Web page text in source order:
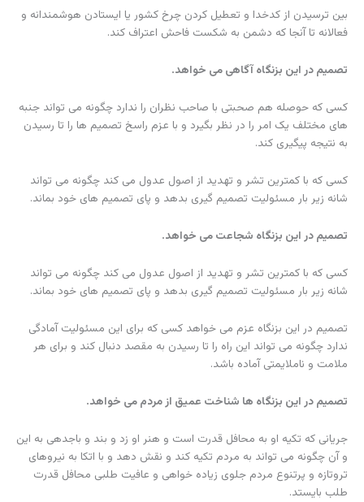
بین ترسیدن از کدخدا و تعطیل کردن چرخ کشور یا ایستادن هوشمندانه و
فعالانه تا آنجا که دشمن به شکست فاحش اعتراف کند.
تصمیم در این بزنگاه آگاهی می خواهد.
کسی که حوصله هم صحبتی با صاحب نظران را ندارد چگونه می تواند جنبه
های مختلف یک امر را در نظر بگیرد و با عزم راسخ تصمیم ها را تا رسیدن
به نتیجه پیگیری کند.
کسی که با کمترین تشر و تهدید از اصول عدول می کند چگونه می تواند
شانه زیر بار مسئولیت تصمیم گیری بدهد و پای تصمیم های خود بماند.
تصمیم در این بزنگاه شجاعت می خواهد.
کسی که با کمترین تشر و تهدید از اصول عدول می کند چگونه می تواند
شانه زیر بار مسئولیت تصمیم گیری بدهد و پای تصمیم های خود بماند.
تصمیم در این بزنگاه عزم می خواهد کسی که برای این مسئولیت آمادگی
ندارد چگونه می تواند این راه را تا رسیدن به مقصد دنبال کند و برای هر
ملامت و ناملایمتی آماده باشد.
تصمیم در این بزنگاه ها شناخت عمیق از مردم می خواهد.
جریانی که تکیه او به محافل قدرت است و هنر او زد و بند و باجدهی به این
و آن چگونه می تواند به مردم تکیه کند و نقش دهد و با اتکا به نیروهای
تروتازه و پرتنوع مردم جلوی زیاده خواهی و عافیت طلبی محافل قدرت
طلب بایستد.